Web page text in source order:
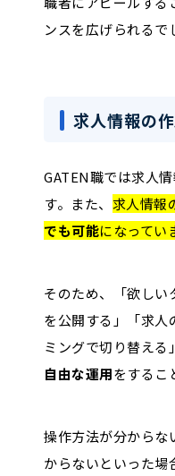
ンスを広げられるで
求人情報の
GATEN職では求人
す。また、 求人情報
でも可能になってい
そのため、「欲しい
を公開する」「求人
ミングで切り替える
自由な運用をするこ
操作方法が分からな
からないといった場